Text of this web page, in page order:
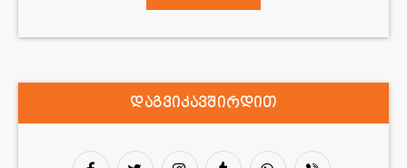
დაგვიკავშირდით